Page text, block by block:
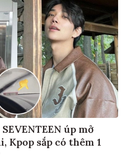
úp mở
Kpop sắp có thêm 1